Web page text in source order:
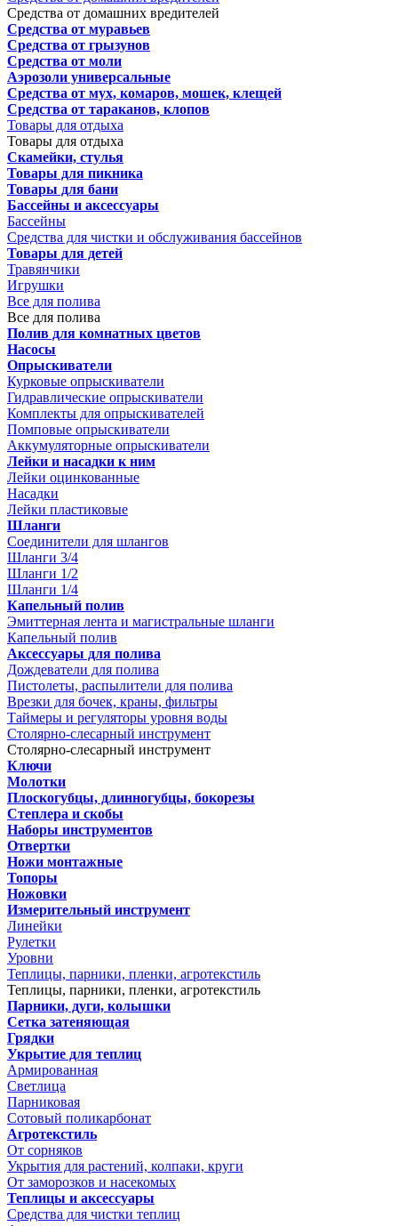
Средства от домашних вредителей
Средства от муравьев
Средства от грызунов
Средства от моли
Аэрозоли универсальные
Средства от мух, комаров, мошек, клещей
Средства от тараканов, клопов
Товары для отдыха
Товары для отдыха
Скамейки, стулья
Товары для пикника
Товары для бани
Бассейны и аксессуары
Бассейны
Средства для чистки и обслуживания бассейнов
Товары для детей
Травянчики
Игрушки
Все для полива
Все для полива
Полив для комнатных цветов
Насосы
Опрыскиватели
Курковые опрыскиватели
Гидравлические опрыскиватели
Комплекты для опрыскивателей
Помповые опрыскиватели
Аккумуляторные опрыскиватели
Лейки и насадки к ним
Лейки оцинкованные
Насадки
Лейки пластиковые
Шланги
Соединители для шлангов
Шланги 3/4
Шланги 1/2
Шланги 1/4
Капельный полив
Эмиттерная лента и магистральные шланги
Капельный полив
Аксессуары для полива
Дождеватели для полива
Пистолеты, распылители для полива
Врезки для бочек, краны, фильтры
Таймеры и регуляторы уровня воды
Столярно-слесарный инструмент
Столярно-слесарный инструмент
Ключи
Молотки
Плоскогубцы, длинногубцы, бокорезы
Степлера и скобы
Наборы инструментов
Отвертки
Ножи монтажные
Топоры
Ножовки
Измерительный инструмент
Линейки
Рулетки
Уровни
Теплицы, парники, пленки, агротекстиль
Теплицы, парники, пленки, агротекстиль
Парники, дуги, колышки
Сетка затеняющая
Грядки
Укрытие для теплиц
Армированная
Светлица
Парниковая
Сотовый поликарбонат
Агротекстиль
От сорняков
Укрытия для растений, колпаки, круги
От заморозков и насекомых
Теплицы и аксессуары
Средства для чистки теплиц